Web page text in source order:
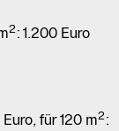
2: 1.200 Euro
für 120 m2: